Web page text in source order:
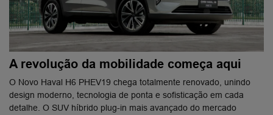
A revolução da mobilidade começa aqui
O Novo Haval H6 PHEV19 chega totalmente renovado, unindo
design moderno, tecnologia de ponta e sofisticação em cada
detalhe. O SUV híbrido plug-in mais avançado do mercado